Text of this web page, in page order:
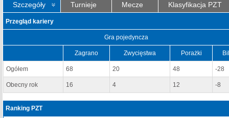
Szczegóły Turnieje Mecze Klasyfikacja PZT
Przegląd kariery
Gra pojedyncza
Zagrano Zwycięstwa Porażki
Ogółem 68 20 48 -28
Obecny rok 16 4 12 -8
Ranking PZT